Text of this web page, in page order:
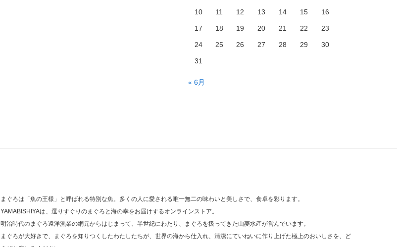
10 11 12 13 14 15 16
17 18 19 20 21 22 23
24 25 26 27 28 29 30
31
« 6月
まぐろは「魚の王様」と呼ばれる特別な魚。多くの人に愛される唯一無二の味わいと美しさで、食卓を彩ります。
YAMABISHIYAは、選りすぐりのまぐろと海の幸をお届けするオンラインストア。
明治時代のまぐろ遠洋漁業の網元からはじまって、半世紀にわたり、まぐろを扱ってきた山菱水産が営んでいます。
まぐろが大好きで、まぐろを知りつくしたわたしたちが、世界の海から仕入れ、清潔にていねいに作り上げた極上のおいしさを、ど